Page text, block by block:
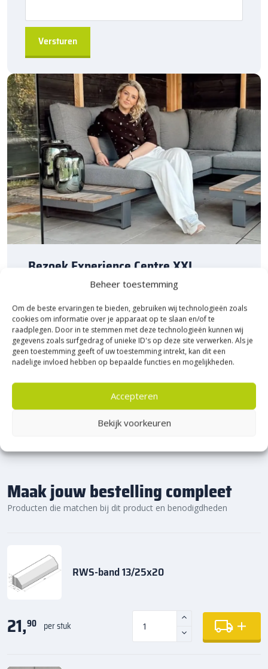
Beheer toestemming
Om de beste ervaringen te bieden, gebruiken wij technologieën zoals
cookies om informatie over je apparaat op te slaan en/of te
raadplegen. Door in te stemmen met deze technologieën kunnen wij
gegevens zoals surfgedrag of unieke ID's op deze site verwerken. Als je
geen toestemming geeft of uw toestemming intrekt, kan dit een
nadelige invloed hebben op bepaalde functies en mogelijkheden.
Accepteren
Bekijk voorkeuren
Toepassing:
Kijlstra RWS-band 13/25×20 bocht r=0,525 inwendig
perfect voor het afscheiden van rijbanen van de aangrenzende
grond langs drukke wegen. Deze duurzame oplossing is geschikt
voor verkeersgeleiding in straat- en wegprojecten en biedt een
robuuste afscheiding die bestand is tegen zware belasting en
intensief gebruik.
Bestellen bij sierbestratingsmarkt.com
Bestel deKijlstra RWS-band 13/25×20 bocht r=0,525
inwendigeenvoudig bij sierbestratingsmarkt.comen zorg
voor een veilige en duurzame afscheiding in jouw wegproject.
Dankzij onze snelle en betrouwbare levering ben je verzekerd van
een efficiënte uitvoering.
Heb je vragen? Neem gerust contact met ons op. Wij helpen je
Bezoek Experience Centre XXL
Bijna het gehele Kijlstra assortiment vind je in het
prachtige Heerde.
★ 2.500m² Experience Centre XXL in Heerde!
Kom gezellig langs!
Maak jouw bestelling compleet
Producten die matchen bij dit product en benodigdheden
RWS-band 13/25x20
21,90 per stuk